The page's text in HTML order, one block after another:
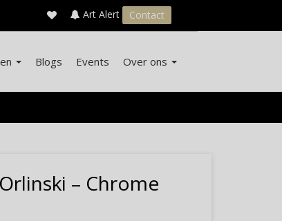
Art Alert Contact
Blogs Events Over ons
– Chrome